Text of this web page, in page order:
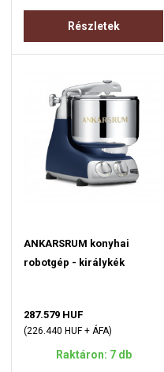
Részletek
ANKARSRUM konyhai
robotgép - királykék
287.579 HUF
(226.440 HUF + ÁFA)
Raktáron: 7 db